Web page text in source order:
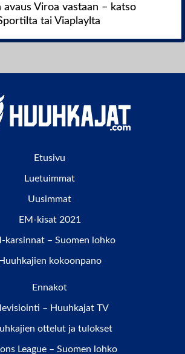
avaus Viroa vastaan – katso
tai Viaplaylta
Etusivu
Luetuimmat
Uusimmat
EM-kisat 2021
karsinnat – Suomen lohko
Huuhkajien kokoonpano
Ennakot
– Huuhkajat TV
ottelut ja tulokset
League – Suomen lohko